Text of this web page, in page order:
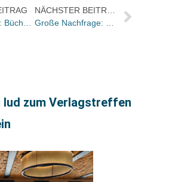
Vorgeblättert: Bücher und Autor:innen im Freitag und in der ZEIT
NÄCHSTER BEITRAG
Große Nachfrage: Kundenmagazin BücherBox jetzt für alle unabhängigen Buchhandlungen verfügbar
lud zum Verlagstreffen